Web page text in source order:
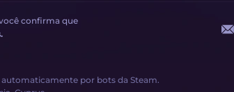
automaticamente por bots da Steam.
confirma que